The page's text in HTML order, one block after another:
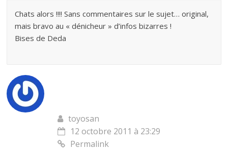
Chats alors !!!! Sans commentaires sur le sujet… original,
mais bravo au « dénicheur » d’infos bizarres !
Bises de Deda
toyosan
12 octobre 2011 à 23:29
Permalink